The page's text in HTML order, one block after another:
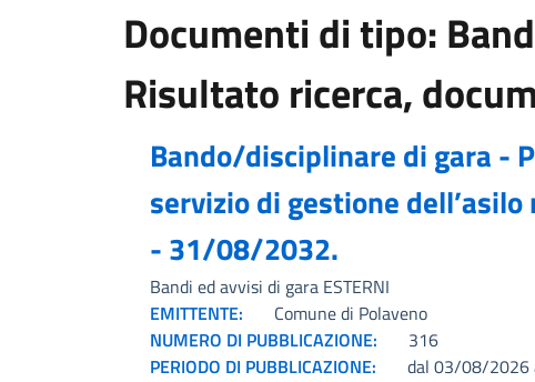
Documenti di tipo:
Risultato ricerca,
Bando/disciplinare di gara -
servizio di gestione
- 31/08/2032.
Bandi ed avvisi di gara ESTERNI
EMITTENTE:
Comune di Polaveno
NUMERO DI PUBBLICAZIONE:
316
PERIODO DI PUBBLICAZIONE:
dal 03/08/